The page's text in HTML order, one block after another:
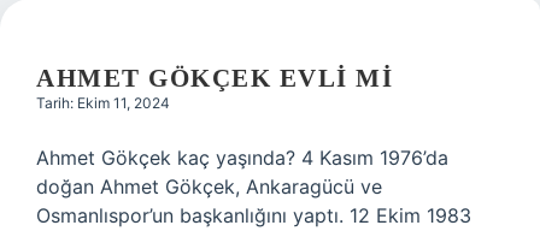
AHMET GÖKÇEK EVLI MI
Tarih: Ekim 11, 2024
Ahmet Gökçek kaç yaşında? 4 Kasım 1976’da
doğan Ahmet Gökçek, Ankaragücü ve
Osmanlıspor’un başkanlığını yaptı. 12 Ekim 1983